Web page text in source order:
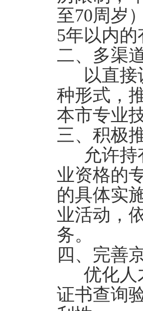
至70周岁
5年以内
二、多渠
以直接
种形式，
本市专业
三、积极
允许持
业资格的
的具体实
业活动，
务。
四、完善
优化人
证书查询